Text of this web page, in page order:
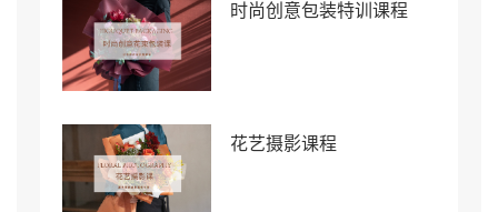
时尚创意包装特训课程
花艺摄影课程